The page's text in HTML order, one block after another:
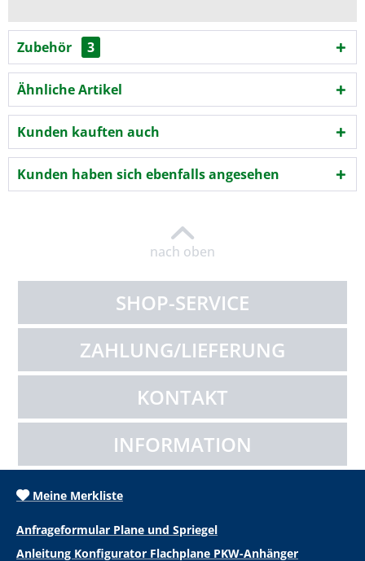
Zubehör 3
Ähnliche Artikel
Kunden kauften auch
Kunden haben sich ebenfalls angesehen
nach oben
SHOP-SERVICE
ZAHLUNG/LIEFERUNG
KONTAKT
INFORMATION
Meine Merkliste
Anfrageformular Plane und Spriegel
Anleitung Konfigurator Flachplane PKW-Anhänger